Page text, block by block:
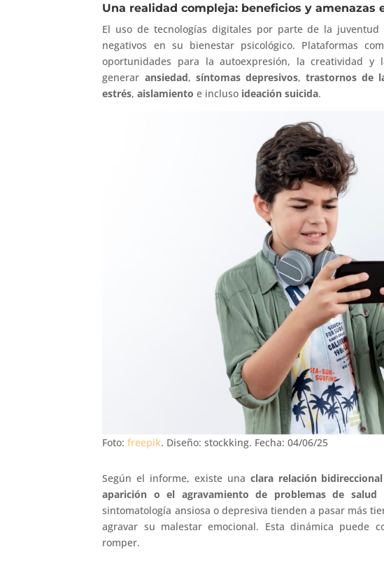
Una realidad compleja: beneficios y amenazas
El uso de tecnologías digitales por parte de la
negativos en su bienestar psicológico. Plataformas
oportunidades para la autoexpresión, la creatividad y
generar ansiedad, síntomas depresivos, trastornos de
estrés,aislamiento e incluso ideación suicida.
Foto:freepik. Diseño: stockking. Fecha: 04/06/25
Según el informe, existe una clara relación
aparición o el agravamiento de problemas de salud
sintomatología ansiosa o depresiva tienden a pasar más
agravar su malestar emocional. Esta dinámica puede
romper.